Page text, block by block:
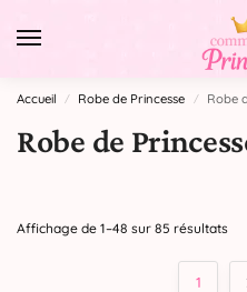
Accueil / Robe de Princesse / Robe
Robe de
Affichage de 1–48 sur 85 résultats
1